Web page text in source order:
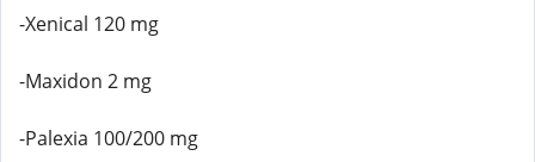
-Xenical 120 mg
-Maxidon 2 mg
-Palexia 100/200 mg